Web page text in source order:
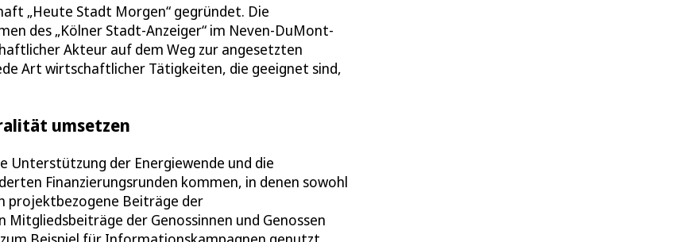
„Heute Stadt Morgen“ gegründet. Die
des „Kölner Stadt-Anzeiger“ im Neven-DuMont-
Akteur auf dem Weg zur angesetzten
Art wirtschaftlicher Tätigkeiten, die geeignet sind,
umsetzen
Unterstützung der Energiewende und die
Finanzierungsrunden kommen, in denen sowohl
projektbezogene Beiträge der
der Genossinnen und Genossen